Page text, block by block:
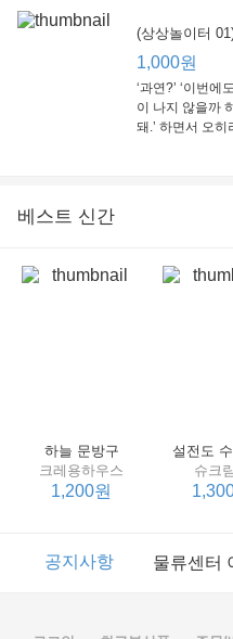
큰솔(토
(상상놀이터
1,000원
‘과연?’ ‘이번
이 나지 않을까
돼.’ 하면서 오
베스트 신간
하늘 문방구
크레용하우스
1,200원
설전도
슈크
이벤트 2017년 리브피아
공지사항 물류센터